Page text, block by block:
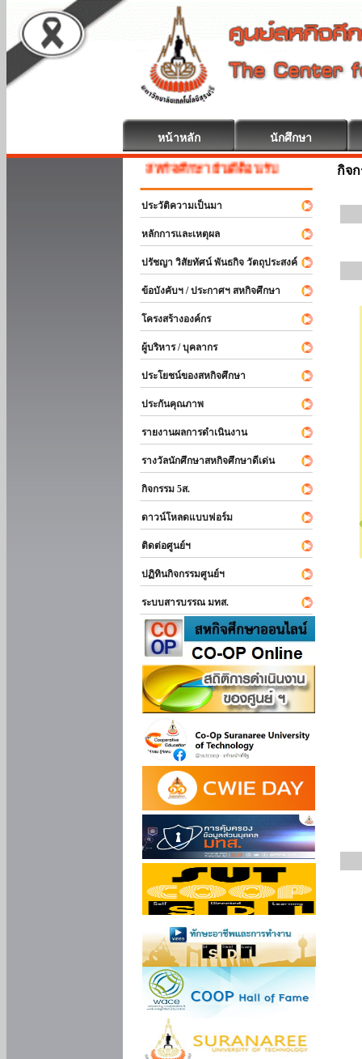
หน้าหลัก นักศึกษา
สหกิจศึกษา ยินดีต้อนรับ
ประวัติความเป็นมา
หลักการและเหตุผล
ปรัชญา วิสัยทัศน์ พันธกิจ วัตถุประสงค์
ข้อบังคับฯ / ประกาศฯ สหกิจศึกษา
โครงสร้างองค์กร
ผู้บริหาร / บุคลากร
ประโยชน์ของสหกิจศึกษา
ประกันคุณภาพ
รายงานผลการดำเนินงาน
รางวัลนักศึกษาสหกิจศึกษาดีเด่น
กิจกรรม 5ส.
ดาวน์โหลดแบบฟอร์ม
ติดต่อศูนย์ฯ
ปฏิทินกิจกรรมศูนย์ฯ
ระบบสารบรรณ มทส.
กิจ